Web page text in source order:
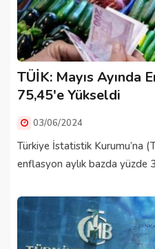
TÜİK: Mayıs Ayında
75,45'e Yükseldi
03/06/2024
Türkiye İstatistik Kurumu’na
enflasyon aylık bazda yüzde